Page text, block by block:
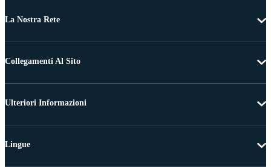
La Nostra Rete
Collegamenti Al Sito
Ulteriori Informazioni
Lingue